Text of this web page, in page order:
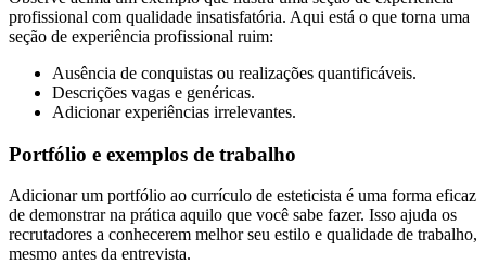
profissional com qualidade insatisfatória. Aqui está o que torna uma
seção de experiência profissional ruim:
Ausência de conquistas ou realizações quantificáveis.
Descrições vagas e genéricas.
Adicionar experiências irrelevantes.
Portfólio e exemplos de trabalho
Adicionar um portfólio ao currículo de esteticista é uma forma eficaz
de demonstrar na prática aquilo que você sabe fazer. Isso ajuda os
recrutadores a conhecerem melhor seu estilo e qualidade de trabalho,
mesmo antes da entrevista.